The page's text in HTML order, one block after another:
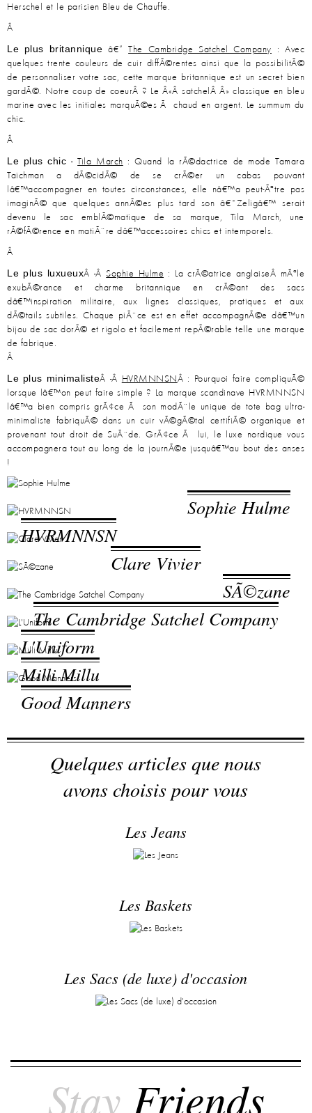
Herschel et le parisien Bleu de Chauffe.
Â
Le plus britannique â€“The Cambridge Satchel Company : Avec
quelques trente couleurs de cuir diffÃ©rentes ainsi que la possibilitÃ©
de personnaliser votre sac, cette marque britannique est un secret bien
gardÃ©. Notre coup de coeurÂ ? Le Â«Â satchelÂ Â» classique en bleu
marine avec les initiales marquÃ©es Ã chaud en argent. Le summum du
chic.
Â
Le plus chic-Tila March : Quand la rÃ©dactrice de mode Tamara
Taichman a dÃ©cidÃ© de se crÃ©er un cabas pouvant
lâ€™accompagner en toutes circonstances, elle nâ€™a peut-Ãªtre pas
imaginÃ© que quelques annÃ©es plus tard son â€˜Zeligâ€™ serait
devenu le sac emblÃ©matique de sa marque, Tila March, une
rÃ©fÃ©rence en matiÃ¨re dâ€™accessoires chics et intemporels.
Â
Le plus luxueuxÂ -Â Sophie Hulme : La crÃ©atrice anglaiseÂ mÃªle
exubÃ©rance et charme britannique en crÃ©ant des sacs
dâ€™inspiration militaire, aux lignes classiques, pratiques et aux
dÃ©tails subtiles. Chaque piÃ¨ce est en effet accompagnÃ©e dâ€™un
bijou de sac dorÃ© et rigolo et facilement repÃ©rable telle une marque
de fabrique.
Â
Le plus minimalisteÂ -Â HVRMNNSNÂ : Pourquoi faire compliquÃ©
lorsque lâ€™on peut faire simple ? La marque scandinave HVRMNNSN
lâ€™a bien compris grÃ¢ce Ã son modÃ¨le unique de tote bag ultra-
minimaliste fabriquÃ© dans un cuir vÃ©gÃ©tal certifiÃ© organique et
provenant tout droit de SuÃ¨de. GrÃ¢ce Ã lui, le luxe nordique vous
accompagnera tout au long de la journÃ©e jusquâ€™au bout des anses
!
Sophie Hulme
HVRMNNSN
Clare Vivier
SÃ©zane
The Cambridge Satchel Company
L'Uniform
Milli Millu
Good Manners
Quelques articles que nous
avons choisis pour vous
Les Jeans
Les Baskets
Les Sacs (de luxe) d'occasion
Stay Friends